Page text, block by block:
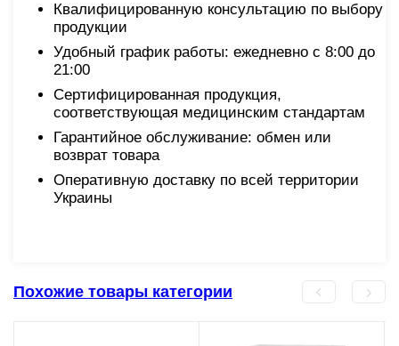
Квалифицированную консультацию по выбору
продукции
Удобный график работы: ежедневно с 8:00 до
21:00
Сертифицированная продукция,
соответствующая медицинским стандартам
Гарантийное обслуживание: обмен или
возврат товара
Оперативную доставку по всей территории
Украины
Похожие товары категории